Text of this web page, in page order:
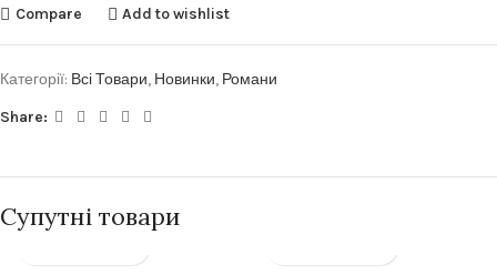
Compare Add to wishlist
Категорії: Всі Товари, Новинки, Романи
Share:
Супутні товари